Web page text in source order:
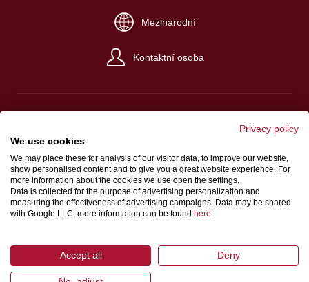
Mezinárodní
Kontaktní osoba
Impresum
Platební a dodací podmínky
Ochrana údajů
zákon o ochraně oznamovatelů
Privacy policy
We use cookies
We may place these for analysis of our visitor data, to improve our website,
show personalised content and to give you a great website experience. For
more information about the cookies we use open the settings.
Data is collected for the purpose of advertising personalization and
measuring the effectiveness of advertising campaigns. Data may be shared
with Google LLC, more information can be found here.
Accept all Deny